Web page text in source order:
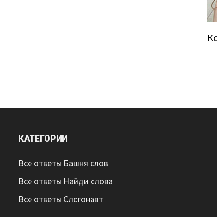
КАТЕГОРИИ
Все ответы Башня слов
Все ответы Найди слова
Все ответы Слогонавт